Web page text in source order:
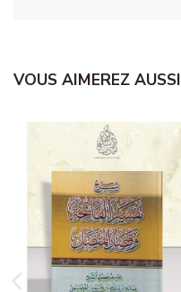
VOUS AIMEREZ AUSSI